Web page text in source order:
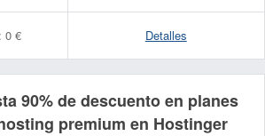
0 € Detalles
90% de descuento en planes
premium en Hostinger